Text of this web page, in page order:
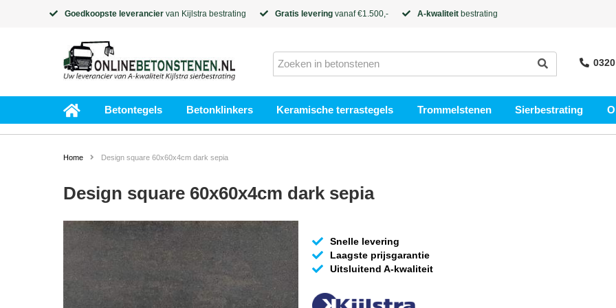
Goedkoopste leverancier van Kijlstra bestrating Gratis levering vanaf €1.500,- A-kwaliteit bestrating
Betontegels Betonklinkers Keramische terrastegels Trommelstenen Sierbestrating
Home Design square 60x60x4cm dark sepia
Design square 60x60x4cm dark sepia
Snelle levering
Laagste prijsgarantie
Uitsluitend A-kwaliteit